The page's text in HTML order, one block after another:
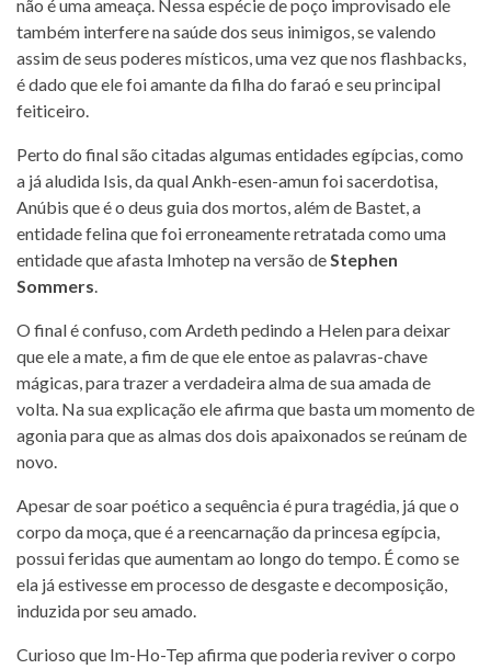
não é uma ameaça. Nessa espécie de poço improvisado ele
também interfere na saúde dos seus inimigos, se valendo
assim de seus poderes místicos, uma vez que nos flashbacks,
é dado que ele foi amante da filha do faraó e seu principal
feiticeiro.
Perto do final são citadas algumas entidades egípcias, como
a já aludida Isis, da qual Ankh-esen-amun foi sacerdotisa,
Anúbis que é o deus guia dos mortos, além de Bastet, a
entidade felina que foi erroneamente retratada como uma
entidade que afasta Imhotep na versão deStephen
Sommers.
O final é confuso, com Ardeth pedindo a Helen para deixar
que ele a mate, a fim de que ele entoe as palavras-chave
mágicas, para trazer a verdadeira alma de sua amada de
volta. Na sua explicação ele afirma que basta um momento de
agonia para que as almas dos dois apaixonados se reúnam de
novo.
Apesar de soar poético a sequência é pura tragédia, já que o
corpo da moça, que é a reencarnação da princesa egípcia,
possui feridas que aumentam ao longo do tempo. É como se
ela já estivesse em processo de desgaste e decomposição,
induzida por seu amado.
Curioso que Im-Ho-Tep afirma que poderia reviver o corpo